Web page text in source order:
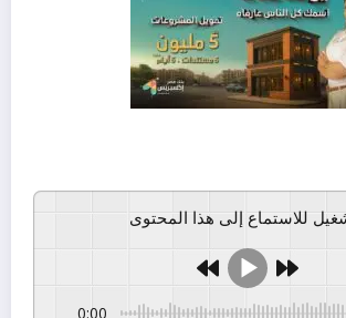
للاستماع إلى هذا المحتوى
0:00